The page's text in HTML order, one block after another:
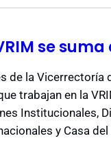
se
de la
trabajan en la
Institucionales,
y Casa del